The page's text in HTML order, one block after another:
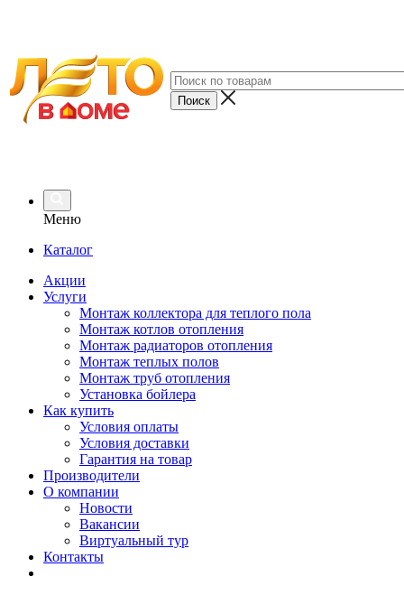
Меню
Каталог
Акции
Услуги
Монтаж коллектора для теплого пола
Монтаж котлов отопления
Монтаж радиаторов отопления
Монтаж теплых полов
Монтаж труб отопления
Установка бойлера
Как купить
Условия оплаты
Условия доставки
Гарантия на товар
Производители
О компании
Новости
Вакансии
Виртуальный тур
Контакты